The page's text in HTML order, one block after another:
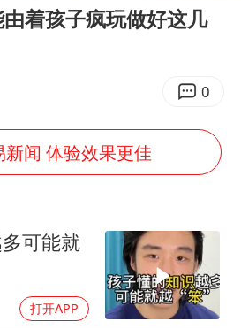
被曝已秘密设立古巴工作组
泰国一女公务员妆容引争议 本人回应
女子利用漏洞0元薅走3000多件家电
贵州轮胎子公司获美国退税8136万
东方甄选被判赔偿江小白30万元
着孩子疯玩做好这几
0
闻 体验效果更佳
可能就
打开APP